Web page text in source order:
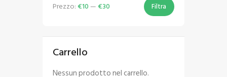
Filtra
Prezzo:€10 —€30
Carrello
Nessun prodotto nel carrello.